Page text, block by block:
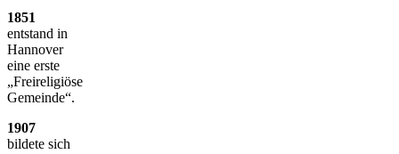
1851
entstand in
Hannover
eine erste
„Freireligiöse
Gemeinde“.
1907
bildete sich